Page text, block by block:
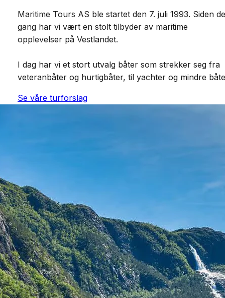
Maritime Tours AS ble startet den 7. juli 1993. Siden
gang har vi vært en stolt tilbyder av maritime
opplevelser på Vestlandet.
I dag har vi et stort utvalg båter som strekker seg fra
veteranbåter og hurtigbåter, til yachter og mindre
Se våre turforslag